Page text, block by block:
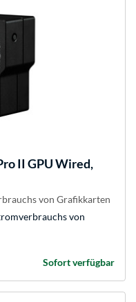
II GPU Wired,
von Grafikkarten
von
Sofort verfügbar